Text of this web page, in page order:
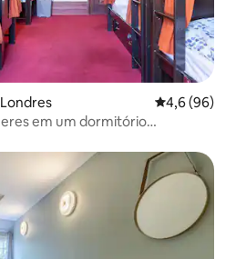
4,6 de uma
4,6 (96)
em um dormitório